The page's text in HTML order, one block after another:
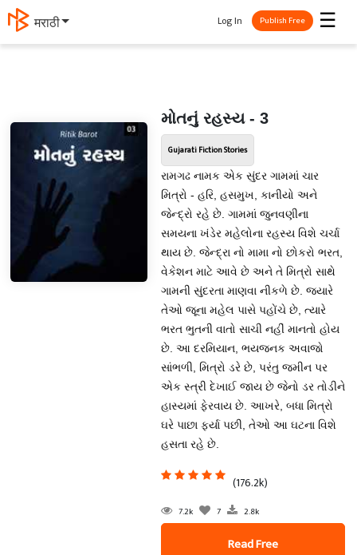
मराठी ☰
Log In Publish Free
મોતનું રહસ્ય - 3
Gujarati Fiction Stories
રામગઢ નામક એક સુંદર ગામમાં ચાર
મિત્રો - હરિ, હસમુખ, કાનીયો અને
જેન્દ્રો રહે છે. ગામમાં જુનવણીના
સમયના ખંડેર મહેલોના રહસ્ય વિશે ચર્ચા
થાય છે. જેન્દ્રા નો મામા નો છોકરો ભરત,
વેકેશન માટે આવે છે અને તે મિત્રો સાથે
ગામની સુંદરતા માણવા નીકળે છે. જ્યારે
તેઓ જૂના મહેલ પાસે પહોંચે છે, ત્યારે
ભરત ભુતની વાતો સાચી નહીં માનતો હોય
છે. આ દરમિયાન, ભયજનક અવાજો
સાંભળી, મિત્રો ડરે છે, પરંતુ જમીન પર
એક સ્ત્રી દેખાઈ જાય છે જેનો ડર તોડીને
હાસ્યમાં ફેરવાય છે. આખરે, બધા મિત્રો
ઘરે પાછા ફર્યા પછી, તેઓ આ ઘટના વિશે
હસતા રહે છે.
(176.2k)
7.2k 7 2.8k
Read Free